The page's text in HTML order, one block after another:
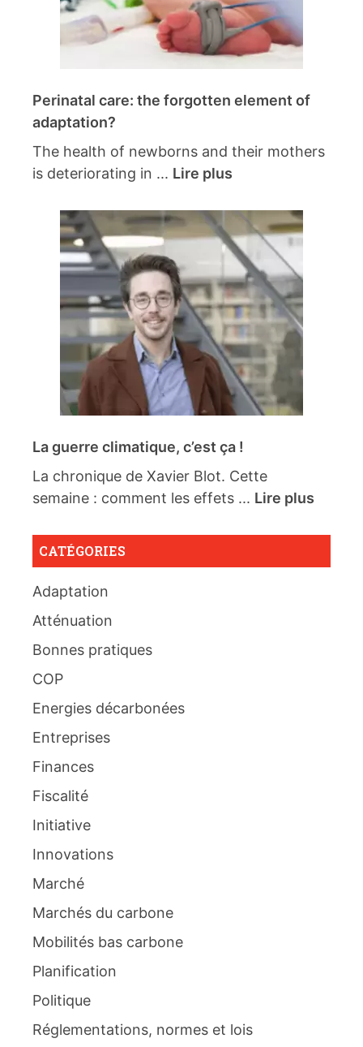
Perinatal care: the forgotten element of
adaptation?
The health of newborns and their mothers
is deteriorating in ... Lire plus
La guerre climatique, c’est ça !
La chronique de Xavier Blot. Cette
semaine : comment les effets ... Lire plus
CATÉGORIES
Adaptation
Atténuation
Bonnes pratiques
COP
Energies décarbonées
Entreprises
Finances
Fiscalité
Initiative
Innovations
Marché
Marchés du carbone
Mobilités bas carbone
Planification
Politique
Réglementations, normes et lois